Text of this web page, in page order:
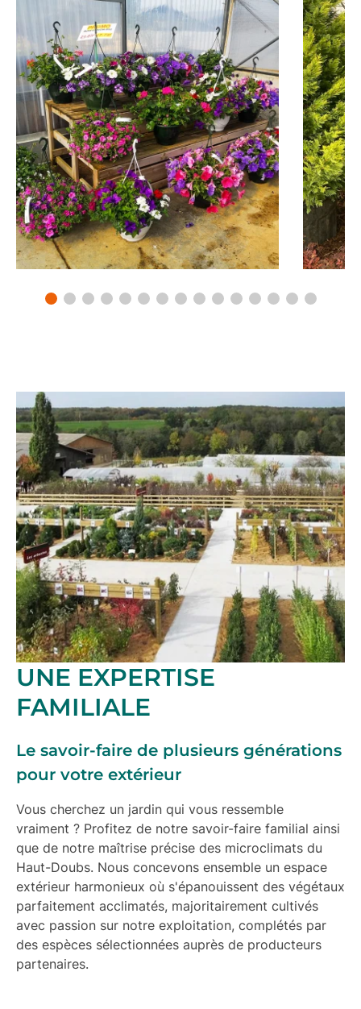
UNE EXPERTISE
FAMILIALE
Le savoir-faire de plusieurs générations
pour votre extérieur
Vous cherchez un jardin qui vous ressemble
vraiment ? Profitez de notre savoir-faire familial ainsi
que de notre maîtrise précise des microclimats du
Haut-Doubs. Nous concevons ensemble un espace
extérieur harmonieux où s'épanouissent des végétaux
parfaitement acclimatés, majoritairement cultivés
avec passion sur notre exploitation, complétés par
des espèces sélectionnées auprès de producteurs
partenaires.